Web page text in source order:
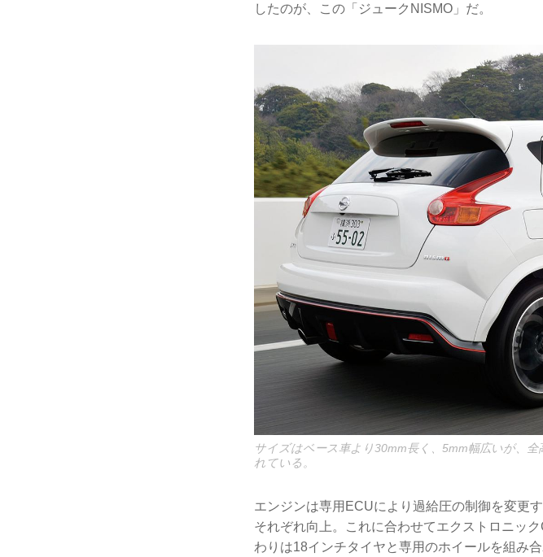
したのが、この「ジュークNISMO」だ。
サイズはベース車より30mm長く、5mm幅広いが、
れている。
エンジンは専用ECUにより過給圧の制御を変更
それぞれ向上。これに合わせてエクストロニッ
わりは18インチタイヤと専用のホイールを組み